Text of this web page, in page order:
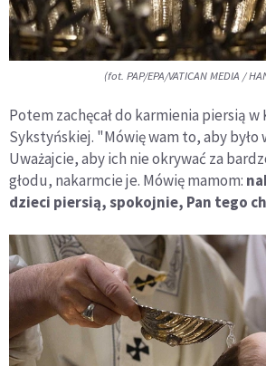
(fot. PAP/EPA/VATICAN MEDIA /
Potem zachęcał do karmienia piersią w
Sykstyńskiej. "Mówię wam to, aby było
Uważajcie, aby ich nie okrywać za
głodu, nakarmcie je. Mówię mamom:
dzieci piersią, spokojnie, Pan tego